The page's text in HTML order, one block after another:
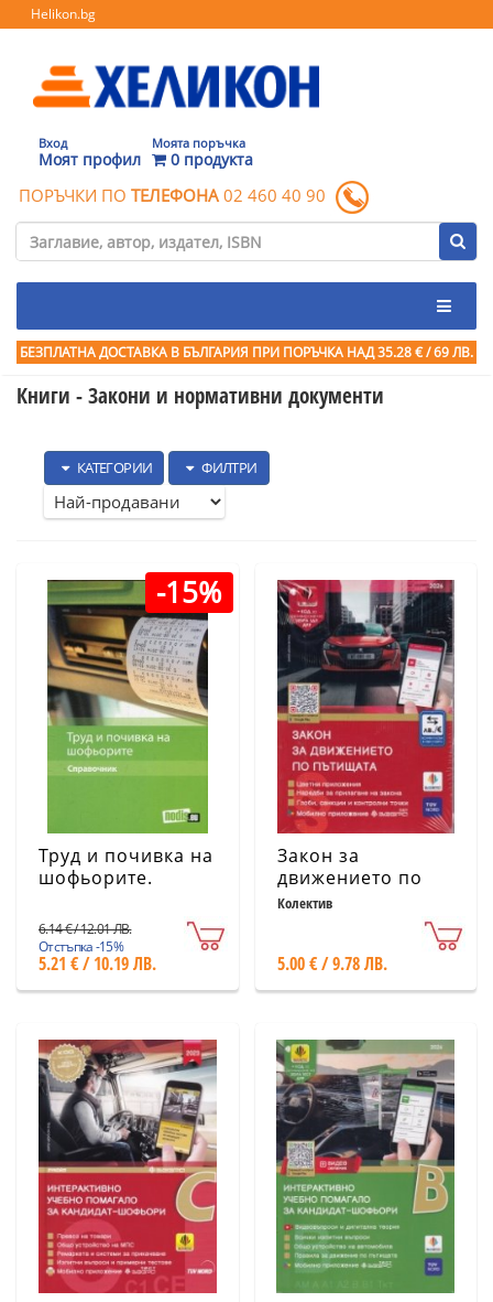
Helikon.bg
Вход
Моят профил
Моята поръчка
0 продукта
ПОРЪЧКИ ПО ТЕЛЕФОНА 02 460 40 90
БЕЗПЛАТНА ДОСТАВКА В БЪЛГАРИЯ ПРИ ПОРЪЧКА НАД 35.28 € / 69 ЛВ.
Книги - Закони и нормативни документи
КАТЕГОРИИ ФИЛТРИ
-15%
Труд и почивка на
шофьорите.
6.14 € / 12.01 ЛВ.
Отстъпка -15%
5.21 € / 10.19 ЛВ.
Закон за
движението по
пътищата / 2026
Колектив
5.00 € / 9.78 ЛВ.